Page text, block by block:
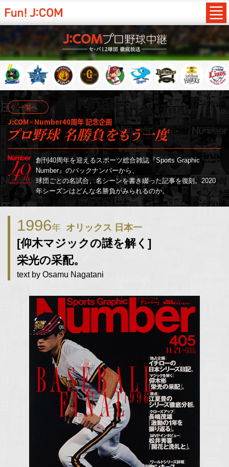
一覧へ
J:COM×Number40周年 記念企画
プロ野球 名勝負をもう一度
創刊40周年を迎えるスポーツ総合雑誌『Sports Graphic
Number』のバックナンバーから、
球団ごとの名試合、名シーンを書き綴った記事を復刻。2020
年シーズンはどんな名勝負がみられるのか。
1996年 オリックス 日本一
[仰木マジックの謎を解く]
栄光の采配。
text by Osamu Nagatani